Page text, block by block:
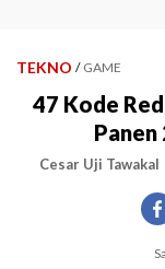
TEKNO / GAME
47 Kode
Panen
Cesar Uji Tawakal